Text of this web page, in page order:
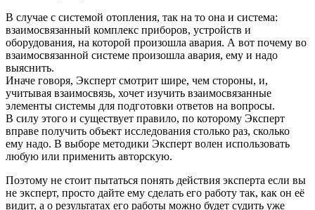
В случае с системой отопления, так на то она и система:
взаимосвязанный комплекс приборов, устройств и
оборудования, на которой произошла авария. А вот почему во
взаимосвязанной системе произошла авария, ему и надо
выяснить.
Иначе говоря, Эксперт смотрит шире, чем стороны, и,
учитывая взаимосвязь, хочет изучить взаимосвязанные
элементы системы для подготовки ответов на вопросы.
В силу этого и существует правило, по которому Эксперт
вправе получить объект исследования столько раз, сколько
ему надо. В выборе методики Эксперт волен использовать
любую или применить авторскую.
Поэтому не стоит пытаться понять действия эксперта если вы
не эксперт, просто дайте ему сделать его работу так, как он её
видит, а о результатах его работы можно будет судить уже